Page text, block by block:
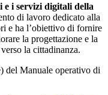
e i servizi digitali della
di lavoro dedicato alla
e ha l’obiettivo di fornire
la progettazione e la
la cittadinanza.
del Manuale operativo di